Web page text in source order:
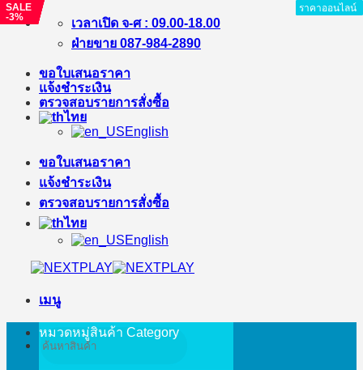
ข้าม
เนื้อหา
เวลาเปิด จ-ศ : 09.00-18.00
ฝ่ายขาย 087-984-2890
ขอใบเสนอราคา
แจ้งชำระเงิน
ตรวจสอบรายการสั่งซื้อ
ไทย
English
ขอใบเสนอราคา
แจ้งชำระเงิน
ตรวจสอบรายการสั่งซื้อ
ไทย
English
เมนู
ค้นหา:
หมวดหมู่สินค้า Category
ราคาออนไลน์
ราคาออนไลน์
SALE
-6%
ราคาออนไลน์
ราคาออนไลน์
SALE
-5%
ราคาออนไลน์
ราคาออนไลน์
SALE
-8%
ราคาออนไลน์
ราคาออนไลน์
SALE
-5%
ราคาออนไลน์
SALE
-3%